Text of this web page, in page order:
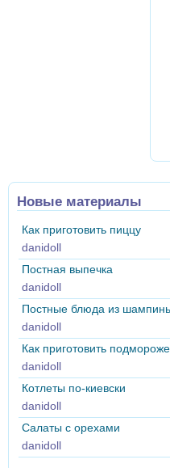
Новые материалы
Как приготовить пиццу
danidoll
Постная выпечка
danidoll
Постные блюда из
danidoll
Как приготовить
danidoll
Котлеты по-киевски
danidoll
Салаты с орехами
danidoll